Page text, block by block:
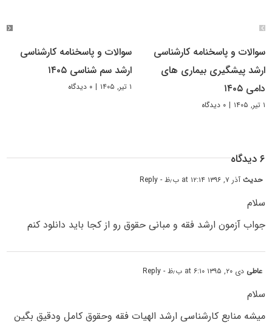
سوالات و پاسخنامه کارشناسی
ارشد پیشگیری بیماری های
دامی ۱۴۰۵
۱ تیر, ۱۴۰۵ | ۰ دیدگاه
سوالات و پاسخنامه کارشناسی
ارشد سم شناسی ۱۴۰۵
۱ تیر, ۱۴۰۵ | ۰ دیدگاه
۶ دیدگاه
حدیثآذر ۷, ۱۳۹۶ at ۱۲:۱۴ ب٫ظ - Reply
سلام
جواب آزمون ارشد فقه و مبانی حقوق رو از کجا باید دانلود کنم
عاطی دی ۲۰, ۱۳۹۵ at ۶:۱۰ ب٫ظ - Reply
سلام
میشه منابع کارشناسی ارشد الهیات فقه وحقوق کامل ودقیق بگین